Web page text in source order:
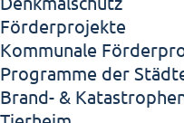
Förderprojekte
Kommunale
Programme der
Brand- &